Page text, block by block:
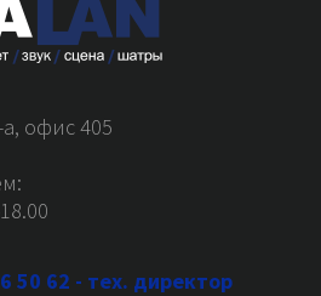
офис 405
50 62 - тех. директор